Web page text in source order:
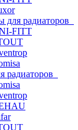
для радиаторов
FITT
радиаторов